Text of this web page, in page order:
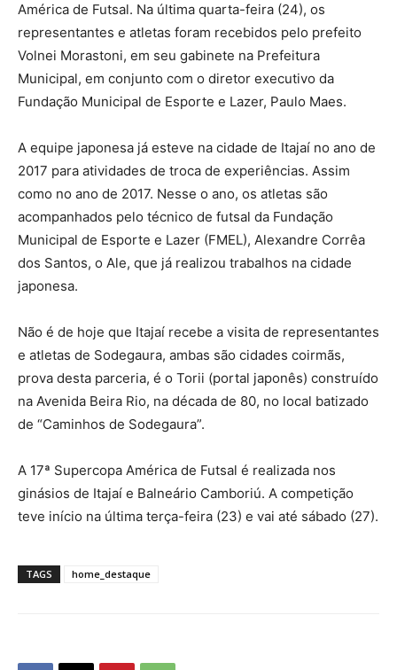
América de Futsal. Na última quarta-feira (24), os
representantes e atletas foram recebidos pelo prefeito
Volnei Morastoni, em seu gabinete na Prefeitura
Municipal, em conjunto com o diretor executivo da
Fundação Municipal de Esporte e Lazer, Paulo Maes.
A equipe japonesa já esteve na cidade de Itajaí no ano de
2017 para atividades de troca de experiências. Assim
como no ano de 2017. Nesse o ano, os atletas são
acompanhados pelo técnico de futsal da Fundação
Municipal de Esporte e Lazer (FMEL), Alexandre Corrêa
dos Santos, o Ale, que já realizou trabalhos na cidade
japonesa.
Não é de hoje que Itajaí recebe a visita de representantes
e atletas de Sodegaura, ambas são cidades coirmãs,
prova desta parceria, é o Torii (portal japonês) construído
na Avenida Beira Rio, na década de 80, no local batizado
de “Caminhos de Sodegaura”.
A 17ª Supercopa América de Futsal é realizada nos
ginásios de Itajaí e Balneário Camboriú. A competição
teve início na última terça-feira (23) e vai até sábado (27).
TAGS home_destaque